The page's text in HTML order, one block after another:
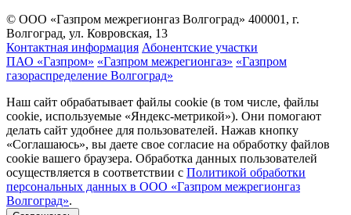
© ООО «Газпром межрегионгаз Волгоград» 400001, г.
Волгоград, ул. Ковровская, 13
Контактная информация Абонентские участки
ПАО «Газпром» «Газпром межрегионгаз» «Газпром
газораспределение Волгоград»
Наш сайт обрабатывает файлы cookie (в том числе, файлы
cookie, используемые «Яндекс-метрикой»). Они помогают
делать сайт удобнее для пользователей. Нажав кнопку
«Соглашаюсь», вы даете свое согласие на обработку файлов
cookie вашего браузера. Обработка данных пользователей
осуществляется в соответствии с Политикой обработки
персональных данных в ООО «Газпром межрегионгаз
Волгоград».